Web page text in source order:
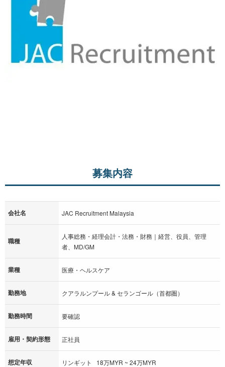
募集内容
会社名 JAC Recruitment Malaysia
職種
人事総務・経理会計・法務・財務｜経営、役員、管理
者、MD/GM
業種 医療・ヘルスケア
勤務地 クアラルンプール & セランゴール（首都圏）
勤務時間 要確認
雇用・契約形態 正社員
想定年収 リンギット 18万MYR ~ 24万MYR